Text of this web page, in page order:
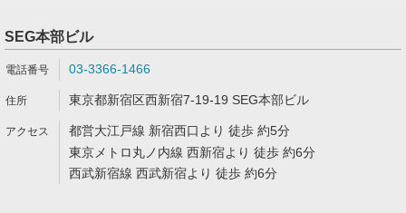
SEG本部ビル
03-3366-1466
東京都新宿区西新宿7-19-19 SEG本部ビル
都営大江戸線 新宿西口より 徒歩 約5分
東京メトロ丸ノ内線 西新宿より 徒歩 約6分
西武新宿線 西武新宿より 徒歩 約6分